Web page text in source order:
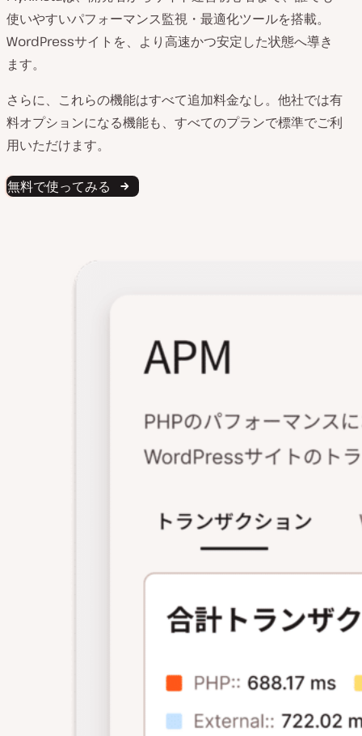
使いやすいパフォーマンス監視・最適化ツールを搭載。
WordPressサイトを、より高速かつ安定した状態へ導き
ます。
さらに、これらの機能はすべて追加料金なし。他社では有
料オプションになる機能も、すべてのプランで標準でご利
用いただけます。
無料で使ってみる